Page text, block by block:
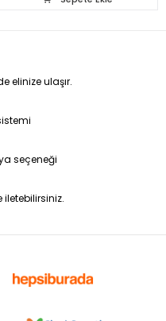
elinize ulaşır.
seçeneği
iletebilirsiniz.